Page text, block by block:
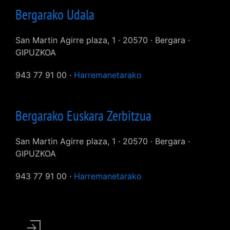
Bergarako Udala
San Martin Agirre plaza, 1 · 20570 · Bergara ·
GIPUZKOA
943 77 91 00 · Harremanetarako
Bergarako Euskara Zerbitzua
San Martin Agirre plaza, 1 · 20570 · Bergara ·
GIPUZKOA
943 77 91 00 · Harremanetarako
User